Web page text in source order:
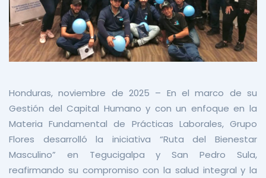
Honduras, noviembre de 2025 – En el marco de su
Gestión del Capital Humano y con un enfoque en la
Materia Fundamental de Prácticas Laborales, Grupo
Flores desarrolló la iniciativa “Ruta del Bienestar
Masculino” en Tegucigalpa y San Pedro Sula,
reafirmando su compromiso con la salud integral y la